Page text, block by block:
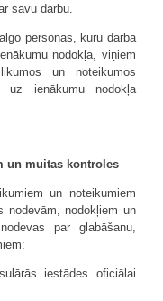
savu darbu.
personas, kuru darba
nodokļa, viņiem
un noteikumos
uz ienākumu nodokļa
un muitas kontroles
un noteikumiem
nodevām, nodokļiem un
par glabāšanu,
iestādes oficiālai